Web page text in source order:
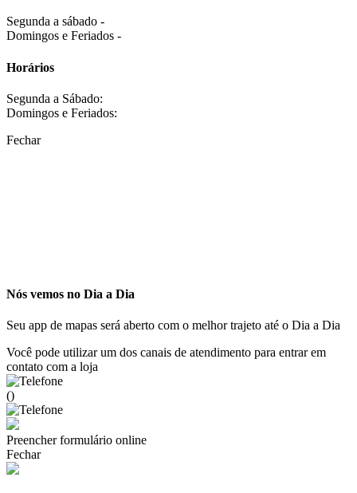
Segunda a sábado -
Domingos e Feriados -
Horários
Segunda a Sábado:
Domingos e Feriados:
Fechar
Nós vemos no Dia a Dia
Seu app de mapas será aberto com o melhor trajeto até o Dia a Dia
Você pode utilizar um dos canais de atendimento para entrar em
contato com a loja
()
Preencher formulário online
Fechar